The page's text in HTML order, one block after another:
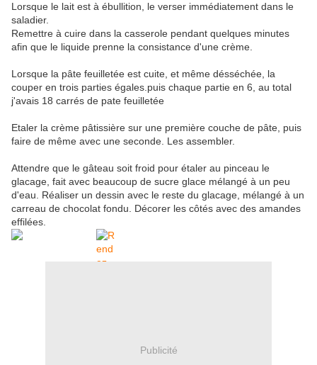
Lorsque le lait est à ébullition, le verser immédiatement dans le
saladier.
Remettre à cuire dans la casserole pendant quelques minutes
afin que le liquide prenne la consistance d'une crème.
Lorsque la pâte feuilletée est cuite, et même désséchée, la
couper en trois parties égales.puis chaque partie en 6, au total
j'avais 18 carrés de pate feuilletée
Etaler la crème pâtissière sur une première couche de pâte, puis
faire de même avec une seconde. Les assembler.
Attendre que le gâteau soit froid pour étaler au pinceau le
glacage, fait avec beaucoup de sucre glace mélangé à un peu
d'eau. Réaliser un dessin avec le reste du glacage, mélangé à un
carreau de chocolat fondu. Décorer les côtés avec des amandes
effilées.
Publicité